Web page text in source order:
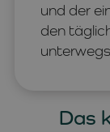
und der
den
unterwegs.
Das